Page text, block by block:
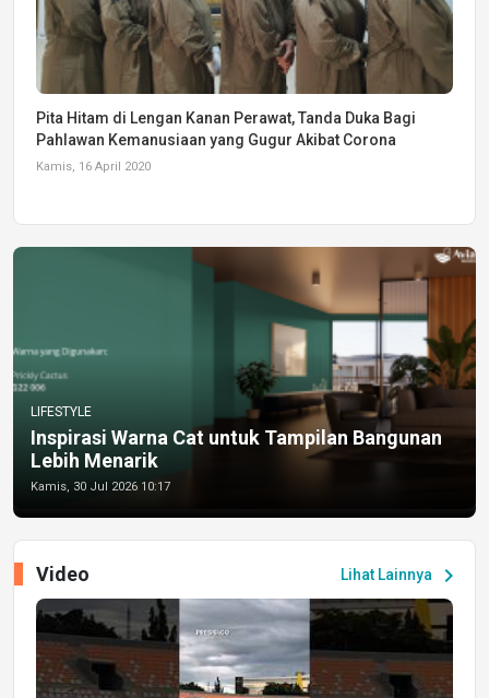
Pita Hitam di Lengan Kanan Perawat, Tanda Duka Bagi
Pahlawan Kemanusiaan yang Gugur Akibat Corona
Kamis, 16 April 2020
LIFESTYLE
Inspirasi Warna Cat untuk Tampilan Bangunan
Lebih Menarik
Kamis, 30 Jul 2026 10:17
Lihat Lainnya chevron_right
Video